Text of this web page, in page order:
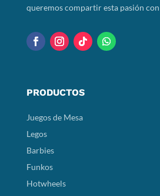
queremos compartir esta pasión con
PRODUCTOS
Juegos de Mesa
Legos
Barbies
Funkos
Hotwheels